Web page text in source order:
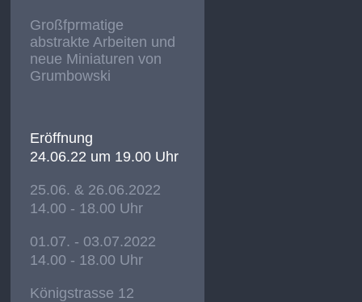
Großfprmatige
abstrakte Arbeiten und
neue Miniaturen von
Grumbowski
Eröffnung
24.06.22 um 19.00 Uhr
25.06. & 26.06.2022
14.00 - 18.00 Uhr
01.07. - 03.07.2022
14.00 - 18.00 Uhr
Königstrasse 12